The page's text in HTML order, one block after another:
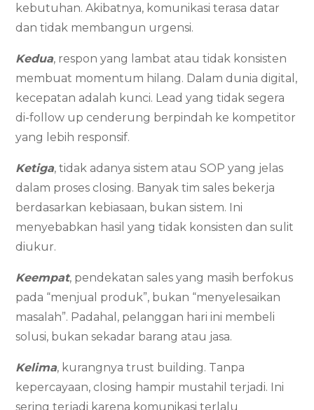
kebutuhan. Akibatnya, komunikasi terasa datar
dan tidak membangun urgensi.
Kedua, respon yang lambat atau tidak konsisten
membuat momentum hilang. Dalam dunia digital,
kecepatan adalah kunci. Lead yang tidak segera
di-follow up cenderung berpindah ke kompetitor
yang lebih responsif.
Ketiga, tidak adanya sistem atau SOP yang jelas
dalam proses closing. Banyak tim sales bekerja
berdasarkan kebiasaan, bukan sistem. Ini
menyebabkan hasil yang tidak konsisten dan sulit
diukur.
Keempat, pendekatan sales yang masih berfokus
pada “menjual produk”, bukan “menyelesaikan
masalah”. Padahal, pelanggan hari ini membeli
solusi, bukan sekadar barang atau jasa.
Kelima, kurangnya trust building. Tanpa
kepercayaan, closing hampir mustahil terjadi. Ini
sering terjadi karena komunikasi terlalu